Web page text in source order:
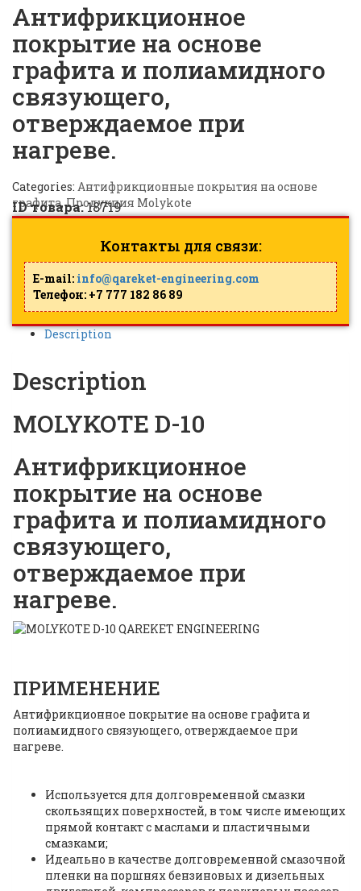
Антифрикционное
покрытие на основе
графита и полиамидного
связующего,
отверждаемое при
нагреве.
Categories: Антифрикционные покрытия на основе
графита,Продукция Molykote
ID товара:18719
Контакты для связи:
E-mail: info@qareket-engineering.com
Телефон: +7 777 182 86 89
Description
Description
MOLYKOTE D-10
Антифрикционное
покрытие на основе
графита и полиамидного
связующего,
отверждаемое при
нагреве.
ПРИМЕНЕНИЕ
Антифрикционное покрытие на основе графита и
полиамидного связующего, отверждаемое при
нагреве.
Используется для долговременной смазки
скользящих поверхностей, в том числе имеющих
прямой контакт с маслами и пластичными
смазками;
Идеально в качестве долговременной смазочной
пленки на поршнях бензиновых и дизельных